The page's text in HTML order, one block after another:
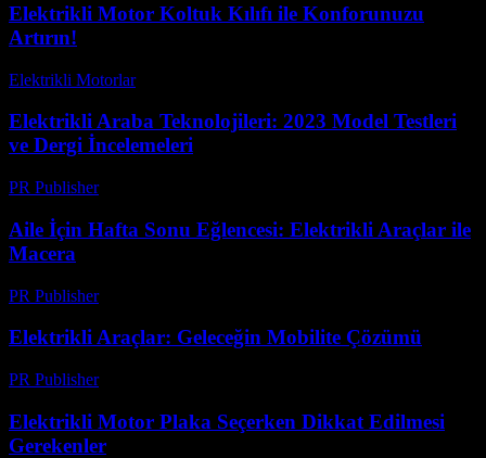
Elektrikli Motor Koltuk Kılıfı ile Konforunuzu
Artırın!
Elektrikli Motorlar-
Elektrikli Araba Teknolojileri: 2023 Model Testleri
ve Dergi İncelemeleri
PR Publisher-
Aile İçin Hafta Sonu Eğlencesi: Elektrikli Araçlar ile
Macera
PR Publisher-
Elektrikli Araçlar: Geleceğin Mobilite Çözümü
PR Publisher-
Elektrikli Motor Plaka Seçerken Dikkat Edilmesi
Gerekenler